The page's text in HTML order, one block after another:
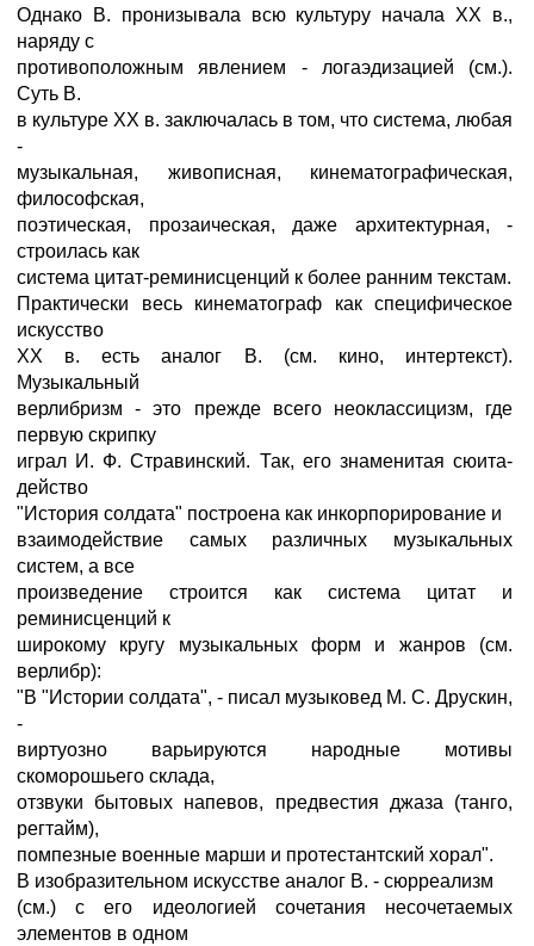
Однако В. пронизывала всю культуру начала ХХ в.,
наряду с
противоположным явлением - логаэдизацией (см.).
Суть В.
в культуре ХХ в. заключалась в том, что система, любая
-
музыкальная, живописная, кинематографическая,
философская,
поэтическая, прозаическая, даже архитектурная, -
строилась как
система цитат-реминисценций к более ранним текстам.
Практически весь кинематограф как специфическое
искусство
ХХ в. есть аналог В. (см. кино, интертекст).
Музыкальный
верлибризм - это прежде всего неоклассицизм, где
первую скрипку
играл И. Ф. Стравинский. Так, его знаменитая сюита-
действо
"История солдата" построена как инкорпорирование и
взаимодействие самых различных музыкальных
систем, а все
произведение строится как система цитат и
реминисценций к
широкому кругу музыкальных форм и жанров (см.
верлибр):
"В "Истории солдата", - писал музыковед М. С. Друскин,
-
виртуозно варьируются народные мотивы
скоморошьего склада,
отзвуки бытовых напевов, предвестия джаза (танго,
регтайм),
помпезные военные марши и протестантский хорал".
В изобразительном искусстве аналог В. - сюрреализм
(см.) с его идеологией сочетания несочетаемых
элементов в одном